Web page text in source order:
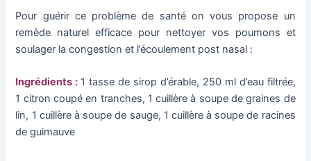
Pour guérir ce problème de santé on vous propose un
remède naturel efficace pour nettoyer vos poumons et
soulager la congestion et l’écoulement post nasal :
Ingrédients : 1 tasse de sirop d’érable, 250 ml d’eau filtrée,
1 citron coupé en tranches, 1 cuillère à soupe de graines de
lin, 1 cuillère à soupe de sauge, 1 cuillère à soupe de racines
de guimauve